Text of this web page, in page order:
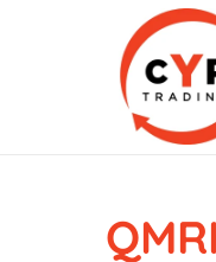
CYP Trading
Professionelle Ersatzteilbeschaffung